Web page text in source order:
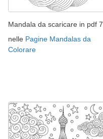
Mandala da scaricare in pdf 7
nelle Pagine Mandalas da
Colorare